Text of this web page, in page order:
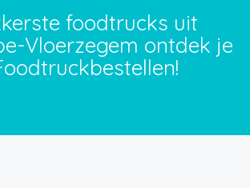
foodtrucks uit
Vloerzegem ontdek je